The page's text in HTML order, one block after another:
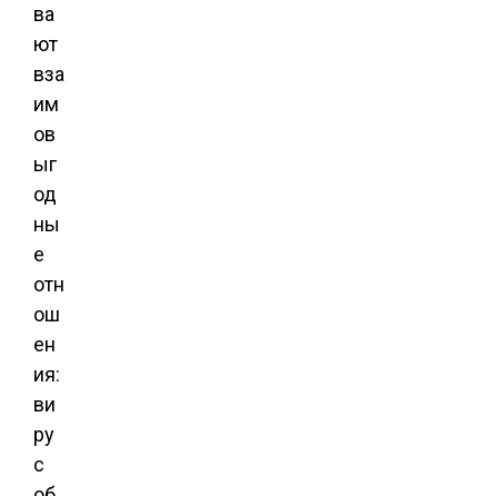
ва
ют
вза
им
ов
ыг
од
ны
е
отн
ош
ен
ия:
ви
ру
с